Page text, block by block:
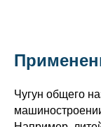
Чугун общего